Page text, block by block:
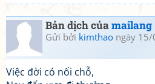
Bản dịch củamailang
Gửi bởi kimthao ngày
Việc đời có nối chỗ,